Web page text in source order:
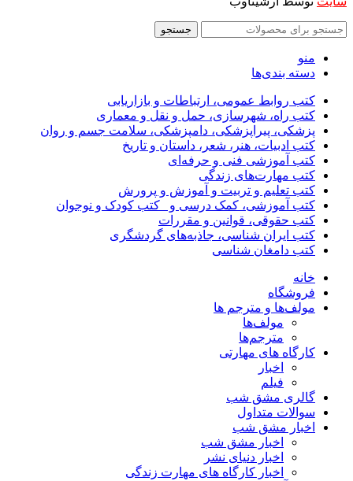
جستجو
منو
دسته بندی‌ها
کتب روابط عمومی، ارتباطات و بازاریابی
کتب راه، شهرسازی، حمل و نقل و معماری
پزشکی، پیراپزشکی، دامپزشکی، سلامت جسم و روان
کتب ادبیات، هنر، شعر، داستان و تاریخ
کتب آموزشی فنی و حرفه‌ای
کتب مهارت‌های زندگی
کتب تعلیم و تربیت و آموزش و پرورش
کتب آموزشی، کمک درسی و _کتب کودک و نوجوان
کتب حقوقی، قوانین و مقررات
کتب ایران شناسی، جاذبه‌های گردشگری
کتب دامغان شناسی
خانه
فروشگاه
مولف‌ها و مترجم ها
مولف‌ها
مترجم‌ها
کارگاه های مهارتی
اخبار
فیلم
گالری مشق شب
سوالات متداول
اخبار مشق شب
اخبار مشق شب
اخبار دنیای نشر
اخبار کارگاه های مهارت زندگی